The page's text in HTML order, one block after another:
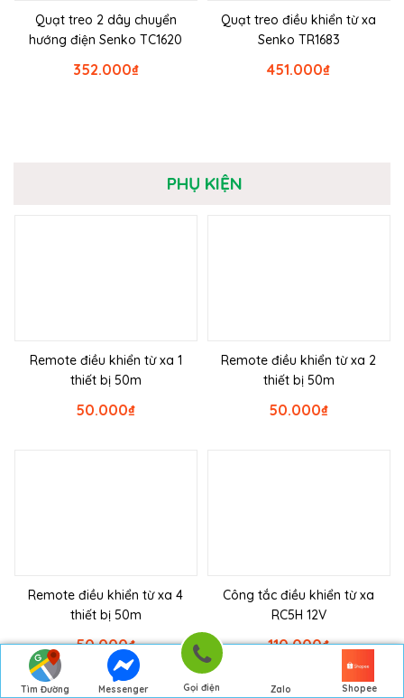
Tìm Đường
Messenger Gọi điện Zalo Shopee
Quạt treo 2 dây chuyển
hướng điện Senko TC1620
₫
352.000
Quạt treo điều khiển từ xa
Senko TR1683
₫
451.000
PHỤ KIỆN
Remote điều khiển từ xa 1
thiết bị 50m
₫
50.000
Remote điều khiển từ xa 2
thiết bị 50m
₫
50.000
Remote điều khiển từ xa 4
thiết bị 50m
₫
50.000
Công tắc điều khiển từ xa
RC5H 12V
₫
110.000